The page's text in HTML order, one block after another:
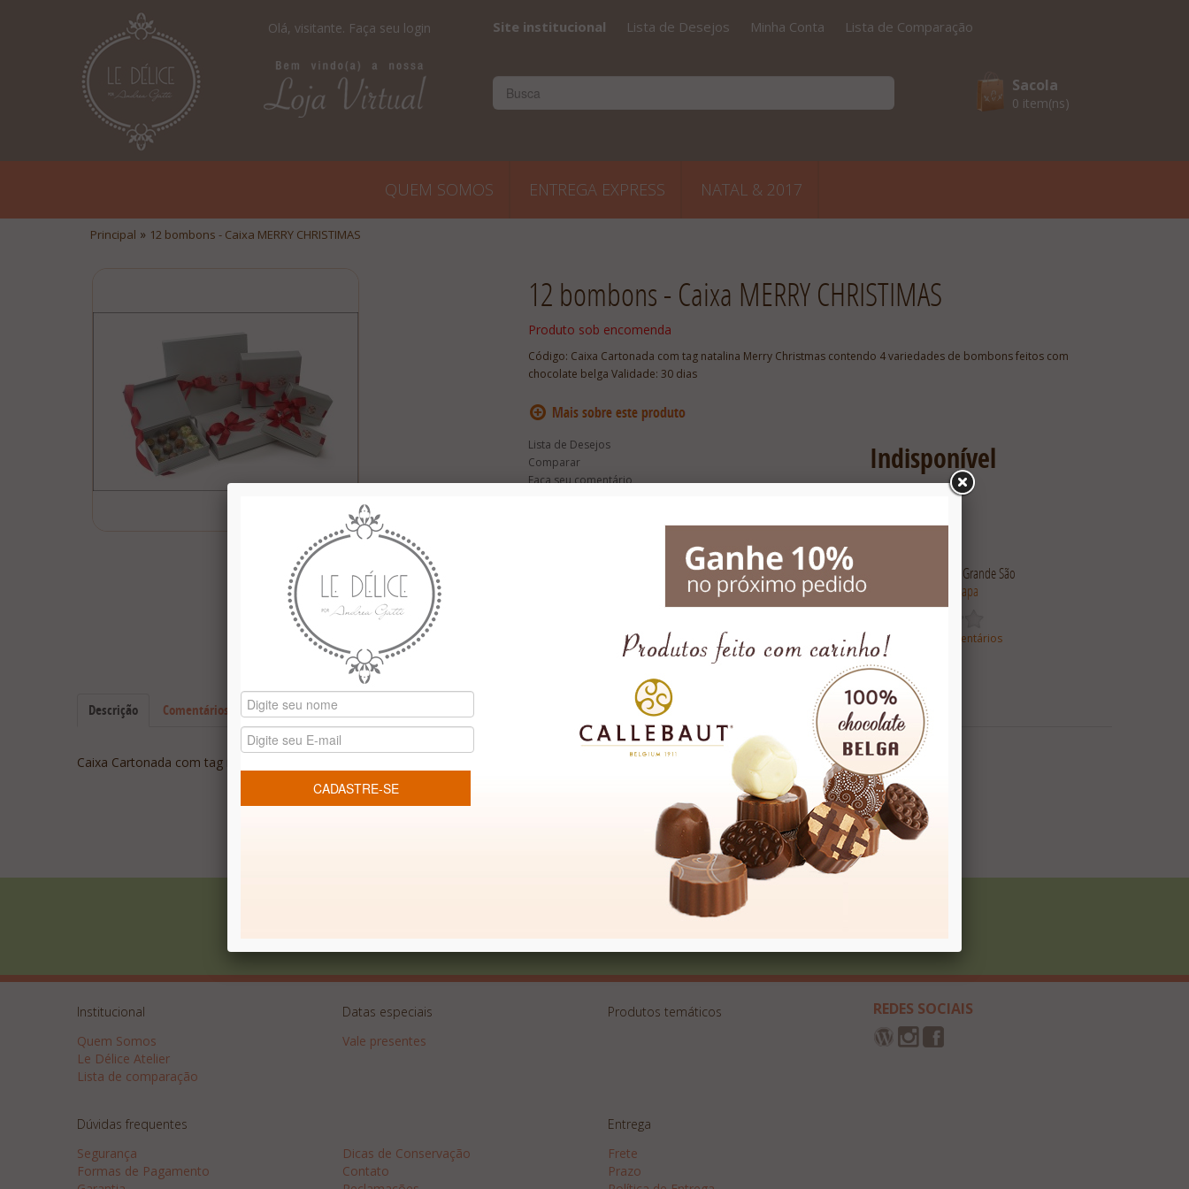
Olá, visitante. Faça seu login Site institucional Lista de Desejos Minha Conta Lista de Comparação
Sacola
0 item(ns)
QUEM SOMOS ENTREGA EXPRESS NATAL & 2017
Principal » 12 bombons - Caixa MERRY CHRISTIMAS
12 bombons - Caixa MERRY CHRISTIMAS
Produto sob encomenda
Código: Caixa Cartonada com tag natalina Merry Christmas contendo 4 variedades de bombons feitos com
chocolate belga Validade: 30 dias
Indisponível
Entregamos somente na Grande São
Veja o Mapa
Baseado em 0 comentários
Lista de Desejos
Comparar
Faça seu comentário
Descrição Comentários (0)
Caixa Cartonada com tag natalina Merry Christmas contendo 4 variedades de bombons feitos com chocolate belga Validade: 30 dias
Institucional
Quem Somos
Le Délice Atelier
Lista de comparação
Datas especiais
Vale presentes
Produtos temáticos REDES SOCIAIS
Dúvidas frequentes
Segurança
Formas de Pagamento
Dicas de Conservação
Contato
Entrega
Frete
Prazo